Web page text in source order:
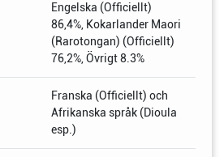
Engelska (Officiellt)
86,4%, Kokarlander Maori
(Rarotongan) (Officiellt)
76,2%, Övrigt 8.3%
Franska (Officiellt) och
Afrikanska språk (Dioula
esp.)